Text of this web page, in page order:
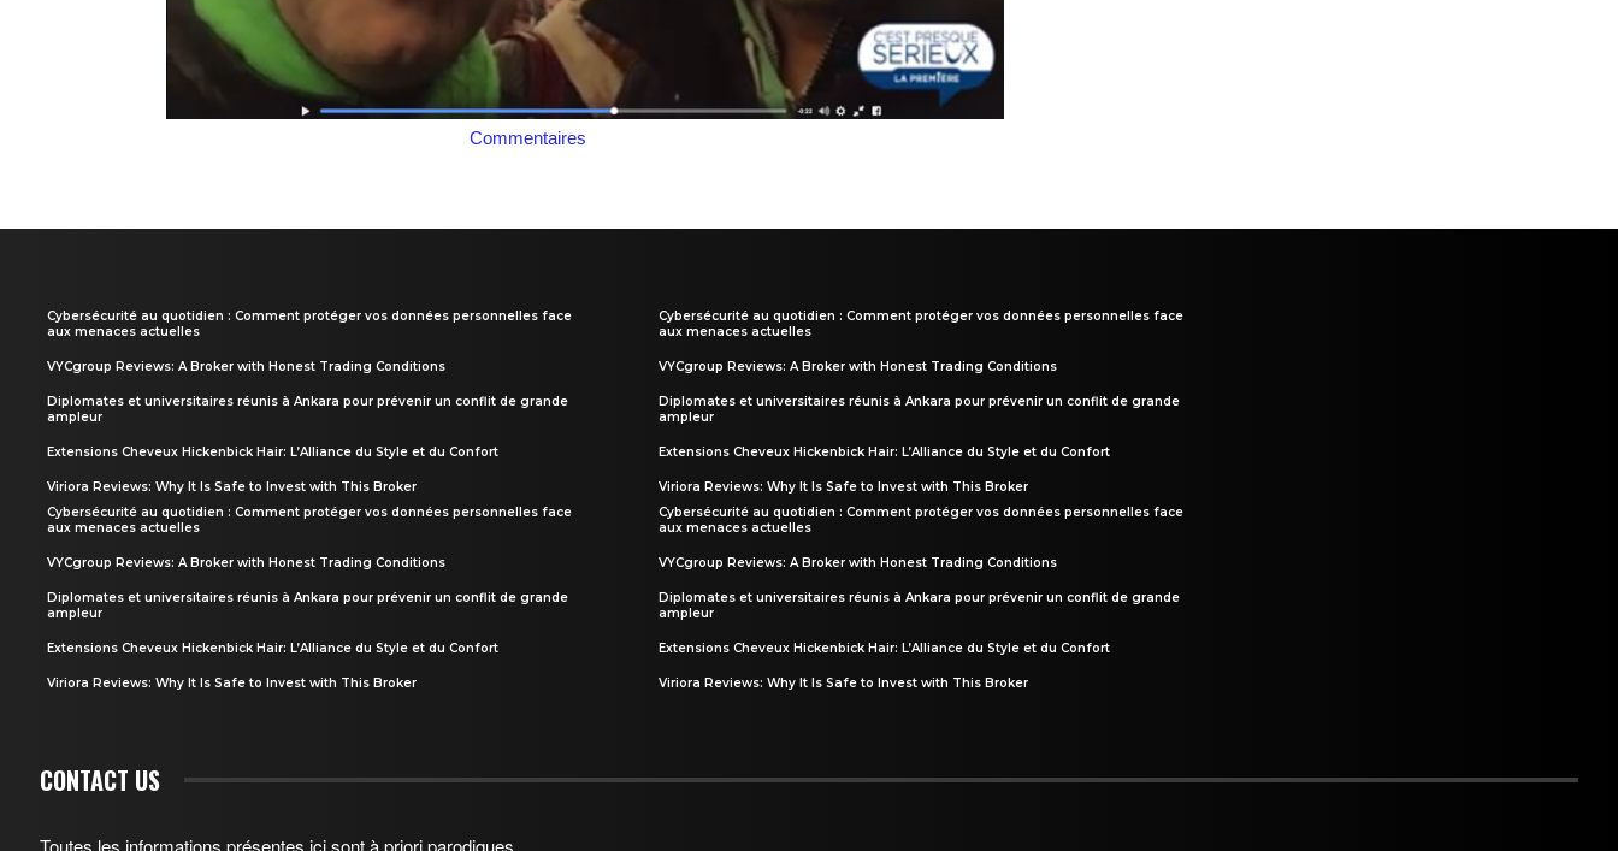
Commentaires
Cybersécurité au quotidien : Comment protéger vos données personnelles face
aux menaces actuelles
VYCgroup Reviews: A Broker with Honest Trading Conditions
Diplomates et universitaires réunis à Ankara pour prévenir un conflit de grande
ampleur
Extensions Cheveux Hickenbick Hair: L’Alliance du Style et du Confort
Viriora Reviews: Why It Is Safe to Invest with This Broker
Cybersécurité au quotidien : Comment protéger vos données personnelles face
aux menaces actuelles
VYCgroup Reviews: A Broker with Honest Trading Conditions
Diplomates et universitaires réunis à Ankara pour prévenir un conflit de grande
ampleur
Extensions Cheveux Hickenbick Hair: L’Alliance du Style et du Confort
Viriora Reviews: Why It Is Safe to Invest with This Broker
Cybersécurité au quotidien : Comment protéger vos données personnelles face
aux menaces actuelles
VYCgroup Reviews: A Broker with Honest Trading Conditions
Diplomates et universitaires réunis à Ankara pour prévenir un conflit de grande
ampleur
Extensions Cheveux Hickenbick Hair: L’Alliance du Style et du Confort
Viriora Reviews: Why It Is Safe to Invest with This Broker
Cybersécurité au quotidien : Comment protéger vos données personnelles face
aux menaces actuelles
VYCgroup Reviews: A Broker with Honest Trading Conditions
Diplomates et universitaires réunis à Ankara pour prévenir un conflit de grande
ampleur
Extensions Cheveux Hickenbick Hair: L’Alliance du Style et du Confort
Viriora Reviews: Why It Is Safe to Invest with This Broker
CONTACT US
Toutes les informations présentes ici sont à priori parodiques